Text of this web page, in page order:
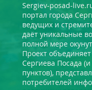
Sergiev-posad-
портал города
ведущих и
даёт уникальные
полной мере
Проект
Сергиева Посада
пунктов),
потребителей